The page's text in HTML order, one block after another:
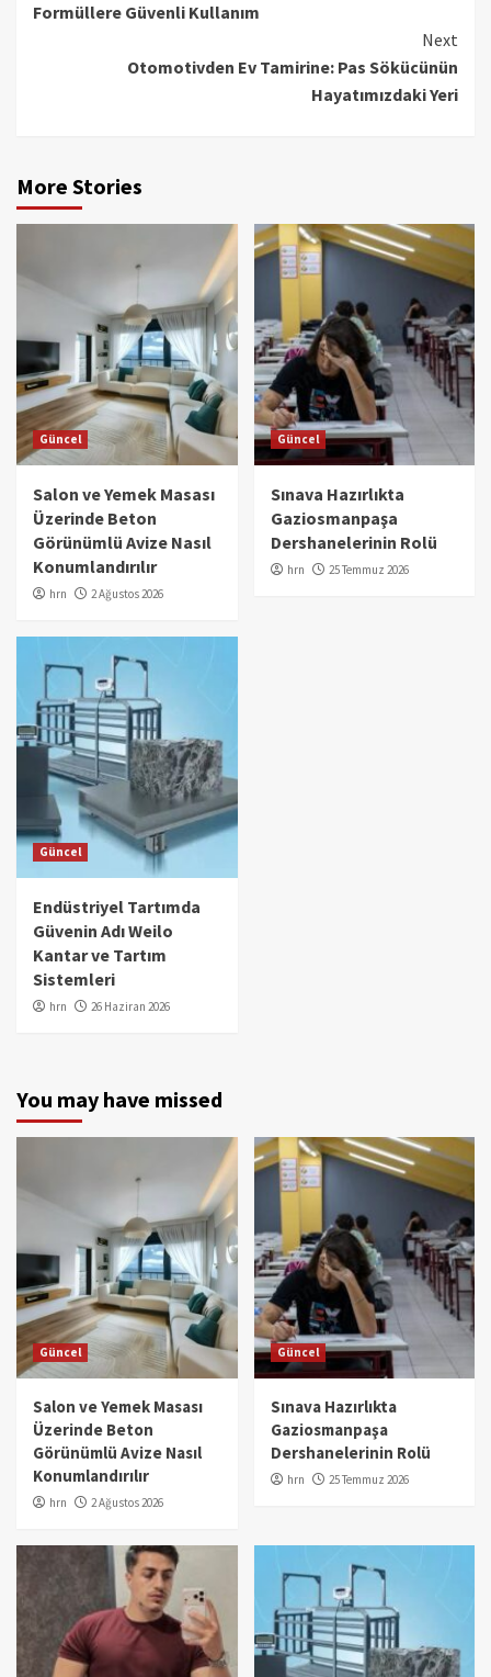
Formüllere Güvenli Kullanım
Next
Otomotivden Ev Tamirine: Pas Sökücünün
Hayatımızdaki Yeri
More Stories
Güncel
Salon ve Yemek Masası
Üzerinde Beton
Görünümlü Avize Nasıl
Konumlandırılır
hrn 2 Ağustos 2026
Güncel
Sınava Hazırlıkta
Gaziosmanpaşa
Dershanelerinin Rolü
hrn 25 Temmuz 2026
Güncel
Endüstriyel Tartımda
Güvenin Adı Weilo
Kantar ve Tartım
Sistemleri
hrn 26 Haziran 2026
You may have missed
Güncel
Salon ve Yemek Masası
Üzerinde Beton
Görünümlü Avize Nasıl
Konumlandırılır
hrn 2 Ağustos 2026
Güncel
Sınava Hazırlıkta
Gaziosmanpaşa
Dershanelerinin Rolü
hrn 25 Temmuz 2026